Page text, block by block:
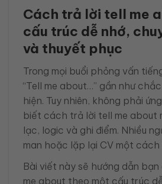
Cách trả lời tell me
cấu trúc dễ nhớ,
và thuyết phục
Trong mọi buổi phỏng vấn
“Tell me about…” gần như
hiện. Tuy nhiên, không phải
biết cách trả lời tell me about
lạc, logic và ghi điểm. Nhiều
man hoặc lặp lại CV một cách
Bài viết này sẽ hướng dẫn
me about theo một cấu trúc